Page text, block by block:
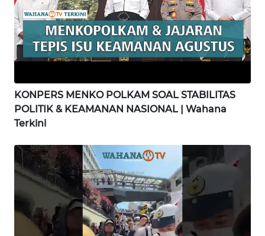
KONPERS MENKO POLKAM SOAL STABILITAS
POLITIK & KEAMANAN NASIONAL | Wahana
Terkini
WN
GORONTALO
WN
WN
MALUKU
WN
MALUT
DAIRI